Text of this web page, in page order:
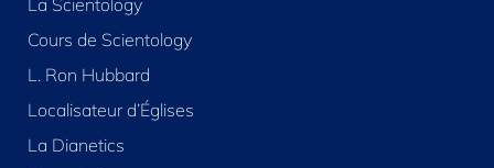
La Scientology
Cours de Scientology
L. Ron Hubbard
Localisateur d’Églises
La Dianetics